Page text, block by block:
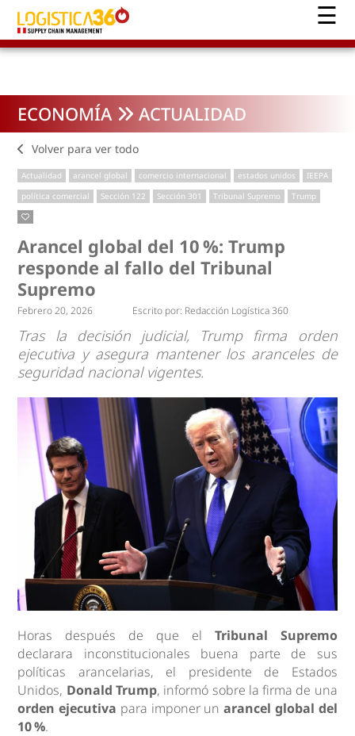
ECONOMÍA ACTUALIDAD
Volver para ver todo
Actualidad arancel global comercio internacional estados unidos
IEEPA
política comercial
Sección 122 Sección 301 Tribunal Supremo Trump
Arancel global del 10 %: Trump
responde al fallo del Tribunal
Supremo
Febrero 20, 2026 Escrito por: Redacción Logística 360
Tras la decisión judicial, Trump firma orden
ejecutiva y asegura mantener los aranceles de
seguridad nacional vigentes.
Horas después de que el Tribunal Supremo
declarara inconstitucionales buena parte de sus
políticas arancelarias, el presidente de Estados
Unidos, Donald Trump, informó sobre la firma de una
orden ejecutiva para imponer unarancel global del
10 %.